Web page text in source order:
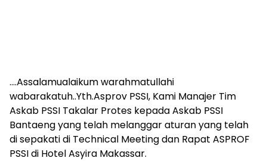
….Assalamualaikum warahmatullahi
wabarakatuh..Yth.Asprov PSSI, Kami Manajer Tim
Askab PSSI Takalar Protes kepada Askab PSSI
Bantaeng yang telah melanggar aturan yang telah
di sepakati di Technical Meeting dan Rapat ASPROF
PSSI di Hotel Asyira Makassar.